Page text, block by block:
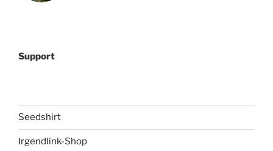
Support
Seedshirt
Irgendlink-Shop